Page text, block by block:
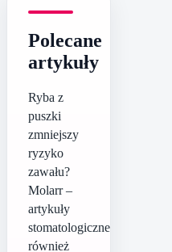
Polecane
artykuły
Ryba z
puszki
zmniejszy
ryzyko
zawału?
Molarr –
artykuły
stomatologiczne
również